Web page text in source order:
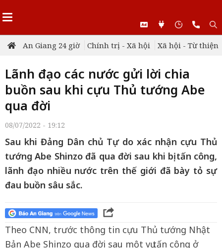
An Giang 24 giờ Chính trị - Xã hội Xã hội - Từ thiện
Lãnh đạo các nước gửi lời chia
buồn sau khi cựu Thủ tướng Abe
qua đời
08/07/2022 - 19:12
Sau khi Đảng Dân chủ Tự do xác nhận cựu Thủ
tướng Abe Shinzo đã qua đời sau khi bị tấn công,
lãnh đạo nhiều nước trên thế giới đã bày tỏ sự
đau buồn sâu sắc.
Theo CNN, trước thông tin cựu Thủ tướng Nhật
Bản Abe Shinzo qua đời sau một vụ tấn công ở